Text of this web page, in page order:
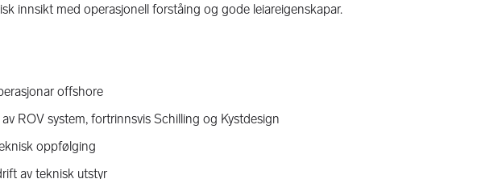
innsikt med operasjonell forståing og gode leiareigenskapar.
offshore
ROV system, fortrinnsvis Schilling og Kystdesign
oppfølging
av teknisk utstyr